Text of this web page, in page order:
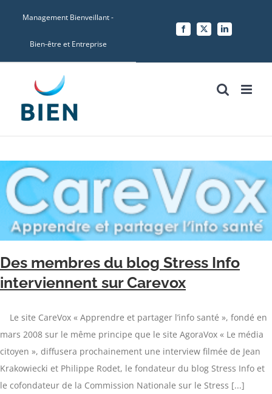
Management Bienveillant -
Bien-être et Entreprise
Facebook
X LinkedIn
Des membres du blog Stress Info
interviennent sur Carevox
Le site CareVox « Apprendre et partager l’info santé », fondé en
mars 2008 sur le même principe que le site AgoraVox « Le média
citoyen », diffusera prochainement une interview filmée de Jean
Krakowiecki et Philippe Rodet, le fondateur du blog Stress Info et
le cofondateur de la Commission Nationale sur le Stress [...]